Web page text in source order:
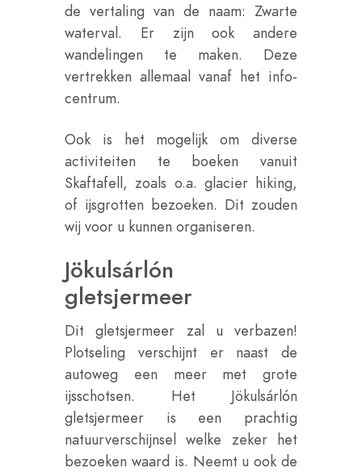
de vertaling van de naam: Zwarte
waterval. Er zijn ook andere
wandelingen te maken. Deze
vertrekken allemaal vanaf het info-
centrum.
Ook is het mogelijk om diverse
activiteiten te boeken vanuit
Skaftafell, zoals o.a. glacier hiking,
of ijsgrotten bezoeken. Dit zouden
wij voor u kunnen organiseren.
Jökulsárlón
gletsjermeer
Dit gletsjermeer zal u verbazen!
Plotseling verschijnt er naast de
autoweg een meer met grote
ijsschotsen. Het Jökulsárlón
gletsjermeer is een prachtig
natuurverschijnsel welke zeker het
bezoeken waard is. Neemt u ook de